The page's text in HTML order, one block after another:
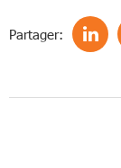
Partager: